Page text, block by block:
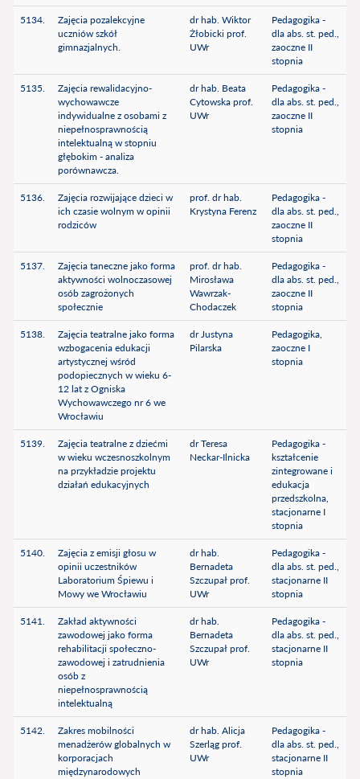
5134.
Zajęcia pozalekcyjne
uczniów szkół
gimnazjalnych.
dr hab. Wiktor
Żłobicki prof.
UWr
Pedagogika -
dla abs. st. ped.,
zaoczne II
stopnia
5135.
Zajęcia rewalidacyjno-
wychowawcze
indywidualne z osobami z
niepełnosprawnością
intelektualną w stopniu
głębokim - analiza
porównawcza.
dr hab. Beata
Cytowska prof.
UWr
Pedagogika -
dla abs. st. ped.,
zaoczne II
stopnia
5136.
Zajęcia rozwijające dzieci w
ich czasie wolnym w opinii
rodziców
prof. dr hab.
Krystyna Ferenz
Pedagogika -
dla abs. st. ped.,
zaoczne II
stopnia
5137.
Zajęcia taneczne jako forma
aktywności wolnoczasowej
osób zagrożonych
społecznie
prof. dr hab.
Mirosława
Wawrzak-
Chodaczek
Pedagogika -
dla abs. st. ped.,
zaoczne II
stopnia
5138.
Zajęcia teatralne jako forma
wzbogacenia edukacji
artystycznej wśród
podopiecznych w wieku 6-
12 lat z Ogniska
Wychowawczego nr 6 we
Wrocławiu
dr Justyna
Pilarska
Pedagogika,
zaoczne I
stopnia
5139.
Zajęcia teatralne z dziećmi
w wieku wczesnoszkolnym
na przykładzie projektu
działań edukacyjnych
dr Teresa
Neckar-Ilnicka
Pedagogika -
kształcenie
zintegrowane i
edukacja
przedszkolna,
stacjonarne I
stopnia
5140.
Zajęcia z emisji głosu w
opinii uczestników
Laboratorium Śpiewu i
Mowy we Wrocławiu
dr hab.
Bernadeta
Szczupał prof.
UWr
Pedagogika -
dla abs. st. ped.,
stacjonarne II
stopnia
5141.
Zakład aktywności
zawodowej jako forma
rehabilitacji społeczno-
zawodowej i zatrudnienia
osób z
niepełnosprawnością
intelektualną
dr hab.
Bernadeta
Szczupał prof.
UWr
Pedagogika -
dla abs. st. ped.,
stacjonarne II
stopnia
5142.
Zakres mobilności
menadżerów globalnych w
korporacjach
międzynarodowych
dr hab. Alicja
Szerląg prof.
UWr
Pedagogika -
dla abs. st. ped.,
stacjonarne II
stopnia